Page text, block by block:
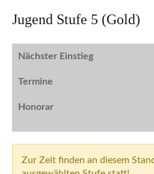
Jugend Stufe 5 (Gold)